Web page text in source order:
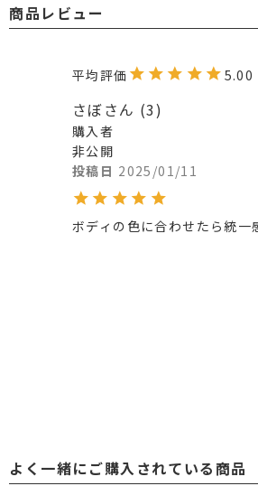
商品レビュー
5.00
さぼさん 3
購入者
非公開
投稿日 2025/01/11
ボディの色に合わせたら統
よく一緒にご購入されている商品